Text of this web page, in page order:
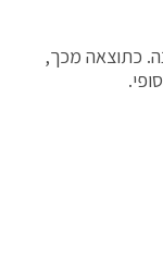
כתוצאה מכך,